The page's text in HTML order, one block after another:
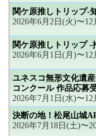
関ケ原推しトリップ-
2026年6月2日(火)〜12
関ケ原推しトリップ -
2026年6月1日(月)〜12
ユネスコ無形文化遺
コンクール 作品応募
2026年7月1日(水)〜12
決断の地！松尾山城
2026年7月18日(土)〜